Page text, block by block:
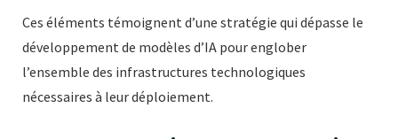
Ces éléments témoignent d’une stratégie qui dépasse le
développement de modèles d’IA pour englober
l’ensemble des infrastructures technologiques
nécessaires à leur déploiement.